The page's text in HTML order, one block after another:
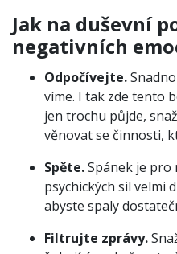
Jak na duševní
negativních
Odpočívejte.
víme. I tak zde tento
jen trochu půjde,
věnovat se činnosti,
Spěte.Spánek je pro
psychických sil velmi
abyste spaly
Filtrujte zprávy.